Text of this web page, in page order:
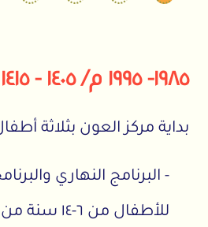
١٩٨٥- ١٩٩٥ م/ ١٤٠٥ - ١٤١٥ هـ
بداية مركز العون بثلاثة
- البرنامج النهاري
للأطفال من ٦-١٤ سنة من العمر.